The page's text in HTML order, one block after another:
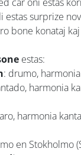
estas surprize
bone konataj
estas:
: drumo,
harmonia
harmonia
en Stokholmo